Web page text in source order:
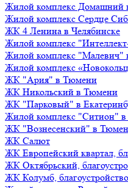
Жилой комплекс Домашний
Жилой комплекс Сердце
ЖК 4 Ленина в Челябинске
Жилой комплекс
Жилой комплекс "Малевич"
Жилой комплекс
ЖК "Ария" в Тюмени
ЖК Никольский в Тюмени
ЖК "Парковый" в
Жилой комплекс "Ситион"
ЖК "Вознесенский" в
ЖК Салют
ЖК Европейский квартал,
ЖК Октябрьский,
ЖК Колумб,